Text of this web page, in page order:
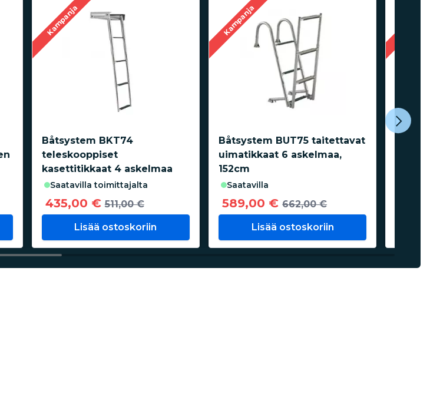
Kampanja
Båtsystem BKT74
teleskooppiset
kasettitikkaat 4 askelmaa
saatavilla toimittajalta
435,00 € 511,00 €
Lisää ostoskoriin
Kampanja
Båtsystem BUT75 taitettavat
uimatikkaat 6 askelmaa,
152cm
saatavilla
589,00 € 662,00 €
Lisää ostoskoriin